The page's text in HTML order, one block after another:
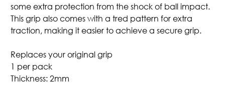
some extra protection from the shock of ball impact.
This grip also comes with a tred pattern for extra
traction, making it easier to achieve a secure grip.
Replaces your original grip
1 per pack
Thickness: 2mm